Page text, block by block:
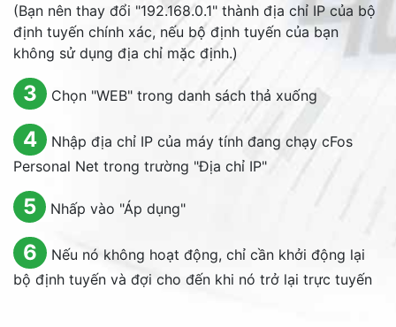
(Bạn nên thay đổi "192.168.0.1" thành địa chỉ IP của bộ
định tuyến chính xác, nếu bộ định tuyến của bạn
không sử dụng địa chỉ mặc định.)
3 Chọn "WEB" trong danh sách thả xuống
4
Nhập địa chỉ IP của máy tính đang chạy cFos
Personal Net trong trường "Địa chỉ IP"
5 Nhấp vào "Áp dụng"
6
Nếu nó không hoạt động, chỉ cần khởi động lại
bộ định tuyến và đợi cho đến khi nó trở lại trực tuyến